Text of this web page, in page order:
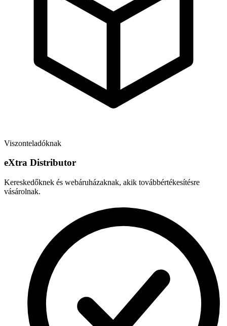
Viszonteladóknak
eXtra Distributor
Kereskedőknek és webáruházaknak, akik továbbértékesítésre
vásárolnak.